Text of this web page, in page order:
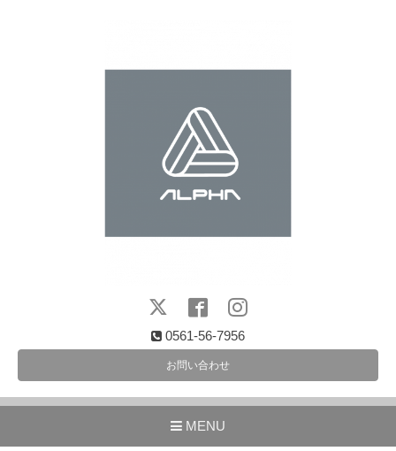
0561-56-7956
お問い合わせ
MENU